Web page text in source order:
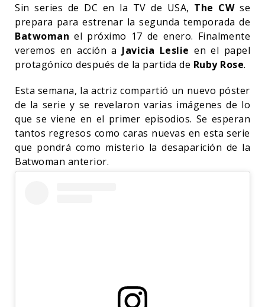
Sin series de DC en la TV de USA, The CWse
prepara para estrenar la segunda temporada de
Batwoman el próximo 17 de enero. Finalmente
veremos en acción a Javicia Leslie en el papel
protagónico después de la partida de Ruby Rose.
Esta semana, la actriz compartió un nuevo póster
de la serie y se revelaron varias imágenes de lo
que se viene en el primer episodios. Se esperan
tantos regresos como caras nuevas en esta serie
que pondrá como misterio la desaparición de la
Batwoman anterior.